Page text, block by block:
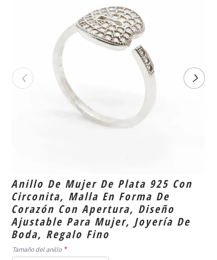
Anillo De Mujer De Plata 925 Con
Circonita, Malla En Forma De
Corazón Con Apertura, Diseño
Ajustable Para Mujer, Joyería De
Boda, Regalo Fino
Tamaño del anillo